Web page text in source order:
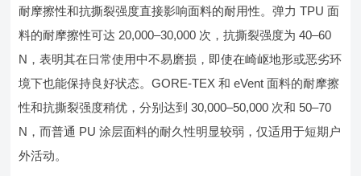
耐摩擦性和抗撕裂强度直接影响面料的耐用性。弹力 TPU 面
料的耐摩擦性可达 20,000–30,000 次，抗撕裂强度为 40–60
N，表明其在日常使用中不易磨损，即使在崎岖地形或恶劣环
境下也能保持良好状态。GORE-TEX 和 eVent 面料的耐摩擦
性和抗撕裂强度稍优，分别达到 30,000–50,000 次和 50–70
N，而普通 PU 涂层面料的耐久性明显较弱，仅适用于短期户
外活动。